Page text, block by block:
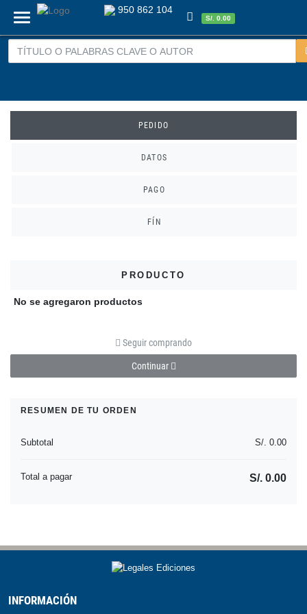
Menu
950 862 104
S/. 0.00
PEDIDO
DATOS
PAGO
FÍN
PRODUCTO
No se agregaron productos
Seguir comprando
Continuar
RESUMEN DE TU ORDEN
Subtotal S/. 0.00
Total a pagar S/. 0.00
INFORMACIÓN